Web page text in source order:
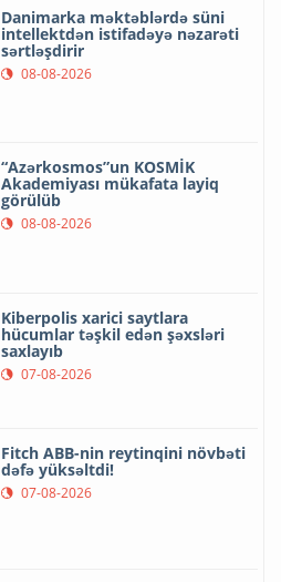
Danimarka məktəblərdə süni
intellektdən istifadəyə nəzarəti
sərtləşdirir
08-08-2026
“Azərkosmos”un KOSMİK
Akademiyası mükafata layiq
görülüb
08-08-2026
Kiberpolis xarici saytlara
hücumlar təşkil edən şəxsləri
saxlayıb
07-08-2026
Fitch ABB-nin reytinqini növbəti
dəfə yüksəltdi!
07-08-2026